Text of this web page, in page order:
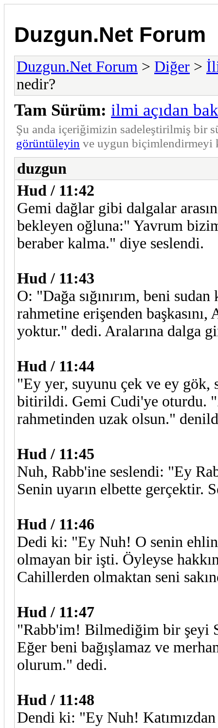
Duzgun.Net Forum
Duzgun.Net Forum > Diğer >
nedir?
Tam Sürüm: ilmi açıdan
Şu anda içeriğimizin sadeleştirilmiş bir
görüntüleyin ve uygun biçimlendirmeyi
duzgun
Hud / 11:42
Gemi dağlar gibi dalgalar
bekleyen oğluna:" Yavrum
beraber kalma." diye seslendi.
Hud / 11:43
O: "Dağa sığınırım, beni
rahmetine erişenden
yoktur." dedi. Aralarına dalga
Hud / 11:44
"Ey yer, suyunu çek ve ey
bitirildi. Gemi Cudi'ye oturdu.
rahmetinden uzak olsun."
Hud / 11:45
Nuh, Rabb'ine seslendi: "Ey
Senin uyarın elbette gerçektir.
Hud / 11:46
Dedi ki: "Ey Nuh! O senin
olmayan bir işti. Öyleyse
Cahillerden olmaktan seni
Hud / 11:47
"Rabb'im! Bilmediğim bir şeyi
Eğer beni bağışlamaz ve
olurum." dedi.
Hud / 11:48
Dendi ki: "Ey Nuh!